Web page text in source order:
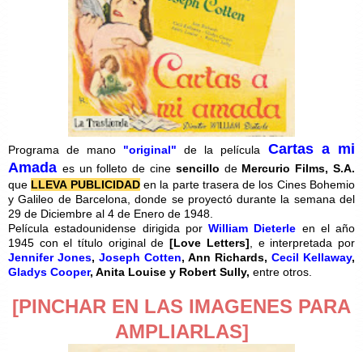
Programa de mano "original" de la película
Cartas a mi
Amada es un folleto de cine sencillo de Mercurio Films, S.A.
que LLEVA PUBLICIDADen la parte trasera de los Cines Bohemio
y Galileo de Barcelona, donde se proyectó durante la semana del
29 de Diciembre al 4 de Enero de 1948.
Película estadounidense dirigida por William Dieterle en el año
1945 con el título original de[Love Letters] , e interpretada por
Jennifer Jones, Joseph Cotten, Ann Richards, Cecil Kellaway,
Gladys Cooper, Anita Louise y Robert Sully, entre otros.
[PINCHAR EN LAS IMAGENES PARA
AMPLIARLAS]